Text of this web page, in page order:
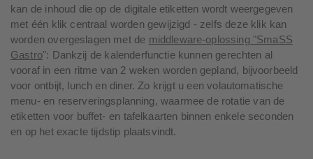
kan de inhoud die op de digitale etiketten wordt weergegeven
met één klik centraal worden gewijzigd - zelfs deze klik kan
worden overgeslagen met de middleware-oplossing "SmaSS
Gastro": Dankzij de kalenderfunctie kunnen gerechten al
vooraf in een ritme van 2 weken worden gepland, bijvoorbeeld
voor ontbijt, lunch en diner. Zo krijgt u een volautomatische
menu- en reserveringsplanning, waarmee de rotatie van de
etiketten voor buffet- en tafelkaarten binnen enkele seconden
en op het exacte tijdstip plaatsvindt.